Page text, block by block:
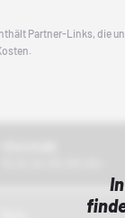
Partner-Links, die